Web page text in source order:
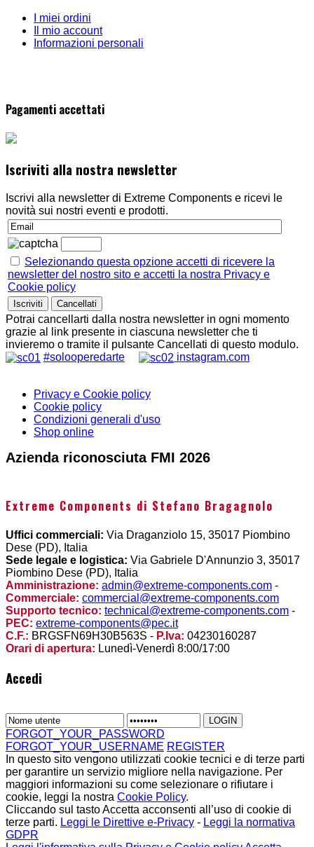
I miei ordini
Il mio account
Informazioni personali
Pagamenti accettati
Iscriviti alla nostra newsletter
Iscrivi alla newsletter di Extreme Components e ricevi le
novità sui nostri eventi e prodotti.
Selezionando questa opzione accetti di ricevere la
newsletter del nostro sito e accetti la nostra Privacy e
Cookie policy
Potrai cancellarti dalla nostra newsletter in ogni momento
grazie al link presente in ciascuna newsletter che ti
invieremo o tramite il pulsante Cancellati di questo modulo.
#solooperedarte
instagram.com
Privacy e Cookie policy
Cookie policy
Condizioni generali d'uso
Shop online
Azienda riconosciuta FMI 2026
Extreme Components di Stefano Bragagnolo
Uffici commerciali: Via Draganziolo 15, 35017 Piombino
Dese (PD), Italia
Sede legale e logistica: Via Gabriele D'Annunzio 3, 35017
Piombino Dese (PD), Italia
Amministrazione: admin@extreme-components.com -
Commerciale: commercial@extreme-components.com
Supporto tecnico: technical@extreme-components.com -
PEC: extreme-components@pec.it
C.F.: BRGSFN69H30B563S - P.Iva: 04230160287
Orari di apertura: Lunedì-Venerdì 8:00/17:00
Accedi
FORGOT_YOUR_PASSWORD
FORGOT_YOUR_USERNAME REGISTER
In questo sito vengono utilizzati cookie tecnici e di terze parti
per garantire un servizio migliore nella navigazione. Per
maggiori informazioni su come selezionare o rifiutare i
cookie, leggi la nostra Cookie Policy.
Cliccando sul tasto Accetta acconsenti all’uso di cookie di
terze parti. Leggi le Direttive e-Privacy - Leggi la normativa
GDPR